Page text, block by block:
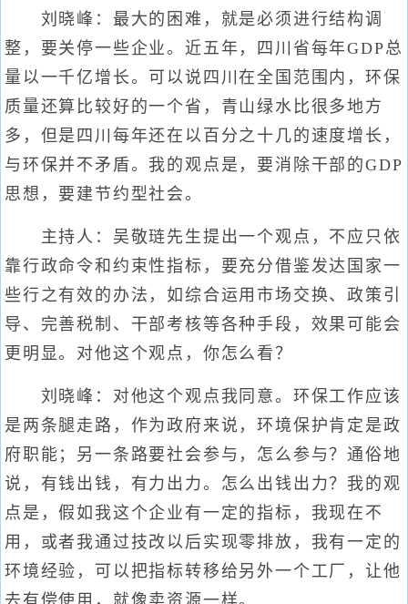
刘晓峰：最大的困难，就是必须进行结构调
整，要关停一些企业。近五年，四川省每年GDP总
量以一千亿增长。可以说四川在全国范围内，环保
质量还算比较好的一个省，青山绿水比很多地方
多，但是四川每年还在以百分之十几的速度增长，
与环保并不矛盾。我的观点是，要消除干部的GDP
思想，要建节约型社会。
主持人：吴敬琏先生提出一个观点，不应只依
靠行政命令和约束性指标，要充分借鉴发达国家一
些行之有效的办法，如综合运用市场交换、政策引
导、完善税制、干部考核等各种手段，效果可能会
更明显。对他这个观点，你怎么看？
刘晓峰：对他这个观点我同意。环保工作应该
是两条腿走路，作为政府来说，环境保护肯定是政
府职能；另一条路要社会参与，怎么参与？通俗地
说，有钱出钱，有力出力。怎么出钱出力？我的观
点是，假如我这个企业有一定的指标，我现在不
用，或者我通过技改以后实现零排放，我有一定的
环境经验，可以把指标转移给另外一个工厂，让他
去有偿使用，就像卖资源一样。